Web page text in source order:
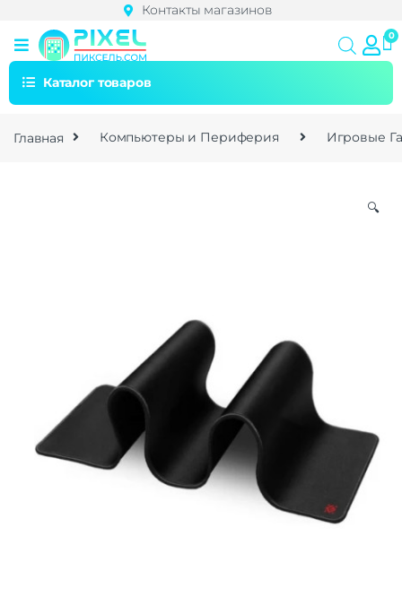
Контакты магазинов
Каталог товаров
Главная Компьютеры и Периферия Игровые
🔍